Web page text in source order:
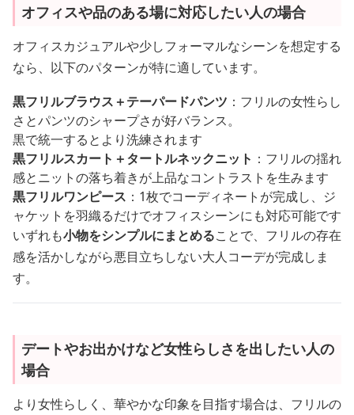
オフィスや品のある場に対応したい人の場合
オフィスカジュアルや少しフォーマルなシーンを想定する
なら、以下のパターンが特に適しています。
黒フリルブラウス＋テーパードパンツ ：フリルの女性らし
さとパンツのシャープさが好バランス。
黒で統一するとより洗練されます
黒フリルスカート＋タートルネックニット ：フリルの揺れ
感とニットの落ち着きが上品なコントラストを生みます
黒フリルワンピース ：1枚でコーディネートが完成し、ジ
ャケットを羽織るだけでオフィスシーンにも対応可能です
いずれも小物をシンプルにまとめることで、フリルの存在
感を活かしながら悪目立ちしない大人コーデが完成しま
す。
デートやお出かけなど女性らしさを出したい人の
場合
より女性らしく、華やかな印象を目指す場合は、フリルの